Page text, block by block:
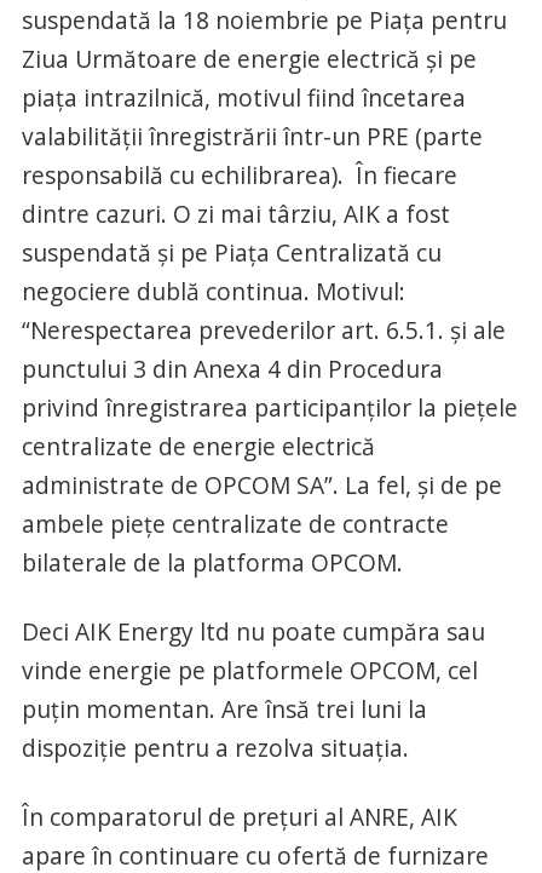
suspendată la 18 noiembrie pe Piața pentru
Ziua Următoare de energie electrică și pe
piața intrazilnică, motivul fiind încetarea
valabilității înregistrării într-un PRE (parte
responsabilă cu echilibrarea). În fiecare
dintre cazuri. O zi mai târziu, AIK a fost
suspendată și pe Piața Centralizată cu
negociere dublă continua. Motivul:
“Nerespectarea prevederilor art. 6.5.1. și ale
punctului 3 din Anexa 4 din Procedura
privind înregistrarea participanţilor la pieţele
centralizate de energie electrică
administrate de OPCOM SA”. La fel, și de pe
ambele piețe centralizate de contracte
bilaterale de la platforma OPCOM.
Deci AIK Energy ltd nu poate cumpăra sau
vinde energie pe platformele OPCOM, cel
puțin momentan. Are însă trei luni la
dispoziție pentru a rezolva situația.
În comparatorul de prețuri al ANRE, AIK
apare în continuare cu ofertă de furnizare